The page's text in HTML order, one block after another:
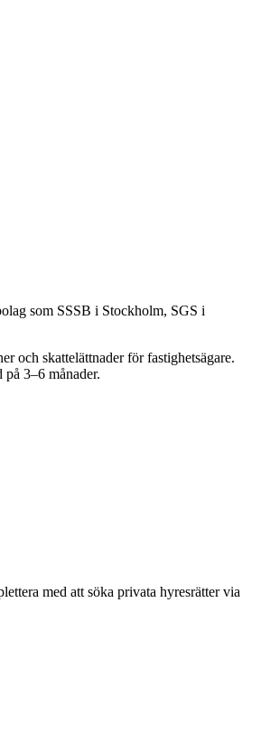
som SSSB i Stockholm, SGS i
och skattelättnader för fastighetsägare.
3–6 månader.
med att söka privata hyresrätter via